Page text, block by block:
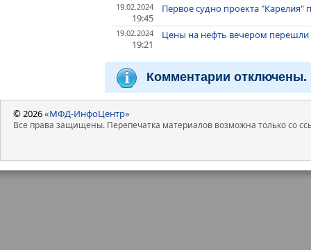
19.02.2024
19:45
Первое судно проекта
19.02.2024
19:21
Цены на нефть вечером перешли
Комментарии отключены.
© 2026«МФД-ИнфоЦентр»
Все права защищены. Перепечатка материалов возможна только со